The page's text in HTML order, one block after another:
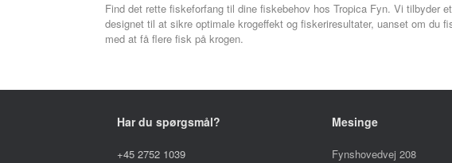
Find det rette fiskeforfang til dine fiskebehov hos Tropica Fyn. Vi tilbyder
designet til at sikre optimale krogeffekt og fiskeriresultater, uanset om
med at få flere fisk på krogen.
Har du spørgsmål?
+45 2752 1039
Mesinge
Fynshovedvej 208